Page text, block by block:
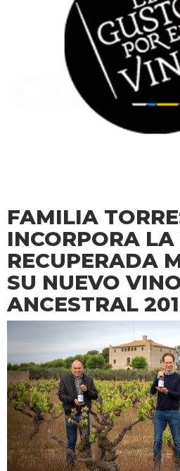
FAMILIA
INCORPORA
RECUPERADA
SU NUEVO
ANCESTRAL